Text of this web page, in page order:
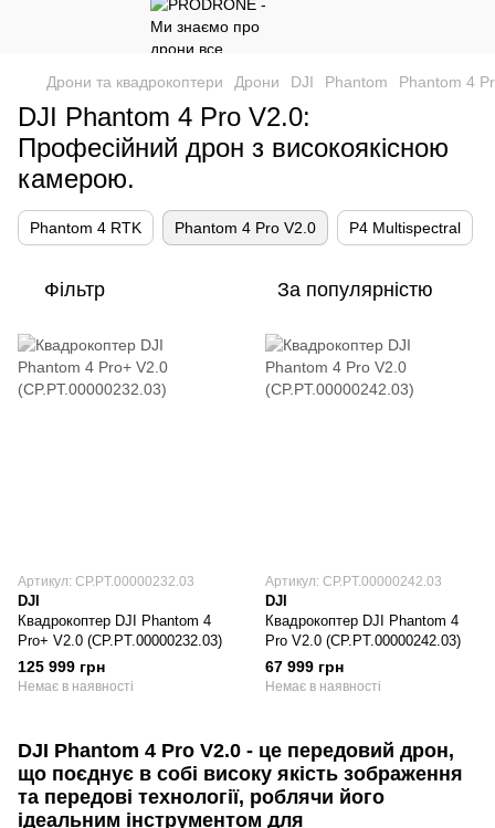
Дрони та квадрокоптери Дрони DJI Phantom Phantom 4
DJI Phantom 4 Pro V2.0 - це передовий дрон,
що поєднує в собі високу якість зображення
та передові технології, роблячи його
ідеальним інструментом для
DJI Phantom 4 Pro V2.0:
Професійний дрон з високоякісною
камерою.
Phantom 4 RTK Phantom 4 Pro V2.0 P4 Multispectral
Фільтр За популярністю
Артикул: CP.PT.00000232.03
DJI
Квадрокоптер DJI Phantom 4
Pro+ V2.0 (CP.PT.00000232.03)
125 999 грн
Немає в наявності
Артикул: CP.PT.00000242.03
DJI
Квадрокоптер DJI Phantom 4
Pro V2.0 (CP.PT.00000242.03)
67 999 грн
Немає в наявності